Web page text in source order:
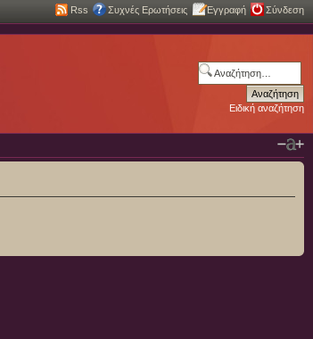
Rss Συχνές Ερωτήσεις Εγγραφή Σύνδεση
Ειδική αναζήτηση